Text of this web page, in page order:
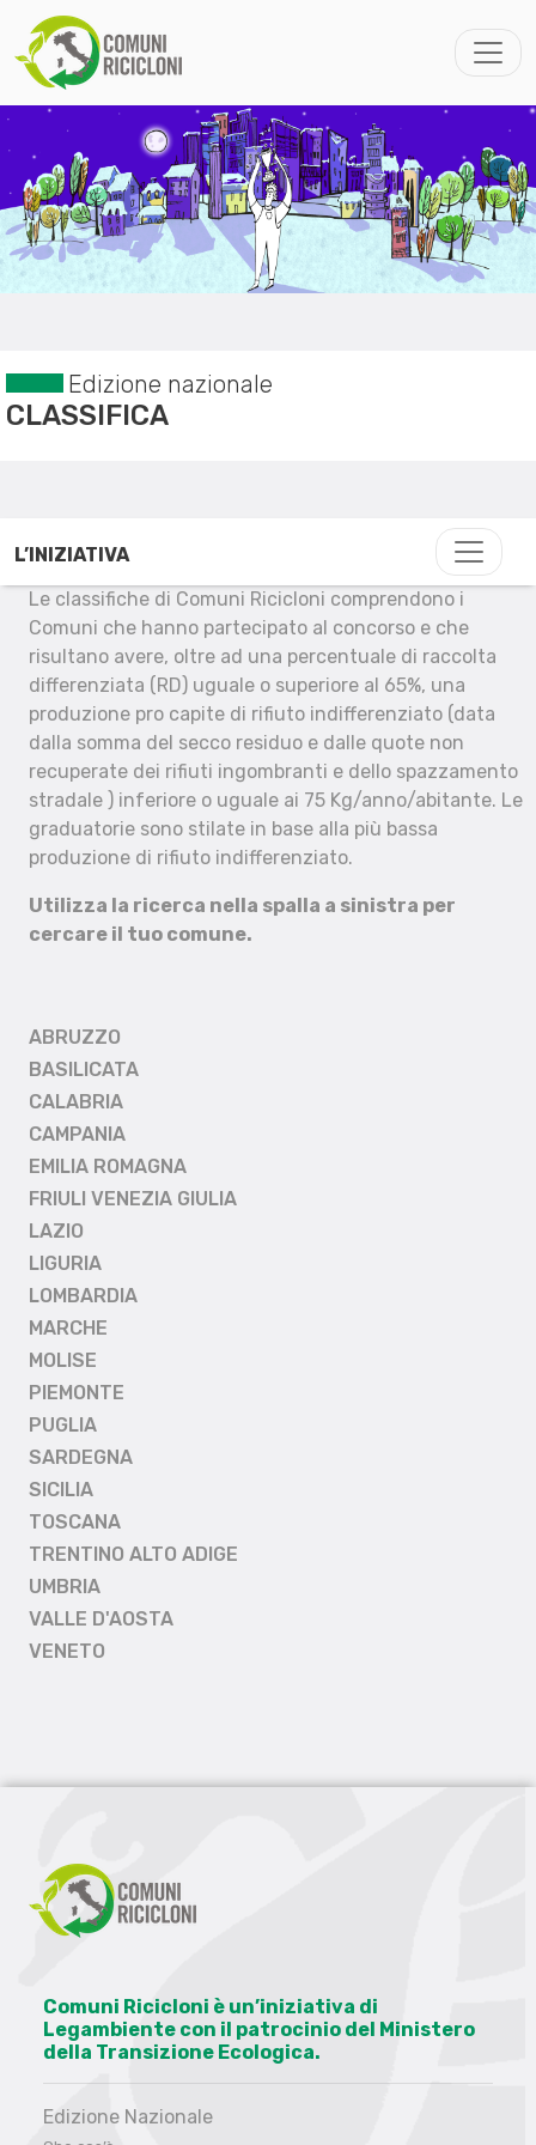
Edizione nazionale
CLASSIFICA
L’INIZIATIVA
Le classifiche di Comuni Ricicloni comprendono i
Comuni che hanno partecipato al concorso e che
risultano avere, oltre ad una percentuale di raccolta
differenziata (RD) uguale o superiore al 65%, una
produzione pro capite di rifiuto indifferenziato (data
dalla somma del secco residuo e dalle quote non
recuperate dei rifiuti ingombranti e dello spazzamento
stradale ) inferiore o uguale ai 75 Kg/anno/abitante. Le
graduatorie sono stilate in base alla più bassa
produzione di rifiuto indifferenziato.
Utilizza la ricerca nella spalla a sinistra per
cercare il tuo comune.
ABRUZZO
BASILICATA
CALABRIA
CAMPANIA
EMILIA ROMAGNA
FRIULI VENEZIA GIULIA
LAZIO
LIGURIA
LOMBARDIA
MARCHE
MOLISE
PIEMONTE
PUGLIA
SARDEGNA
SICILIA
TOSCANA
TRENTINO ALTO ADIGE
UMBRIA
VALLE D'AOSTA
VENETO
Comuni Ricicloni è un’iniziativa di
Legambiente con il patrocinio del Ministero
della Transizione Ecologica.
Edizione Nazionale